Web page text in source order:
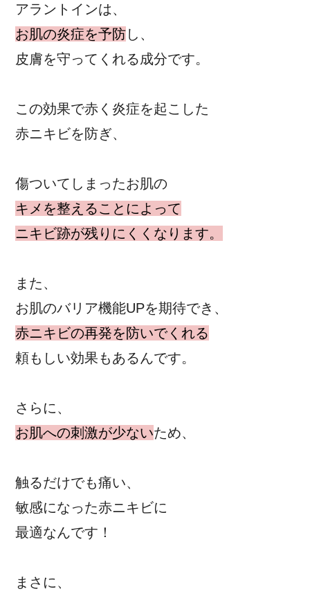
アラントインは、
お肌の炎症を予防し、
皮膚を守ってくれる成分です。
この効果で赤く炎症を起こした
赤ニキビを防ぎ、
傷ついてしまったお肌の
キメを整えることによって
ニキビ跡が残りにくくなります。
また、
お肌のバリア機能UPを期待でき、
赤ニキビの再発を防いでくれる
頼もしい効果もあるんです。
さらに、
お肌への刺激が少ないため、
触るだけでも痛い、
敏感になった赤ニキビに
最適なんです！
まさに、